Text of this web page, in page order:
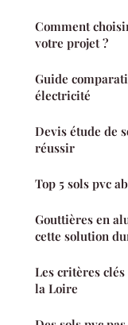
Comment
votre projet ?
Guide
électricité
Devis étude de
réussir
Top 5 sols pvc
Gouttières en
cette solution
Les critères
la Loire